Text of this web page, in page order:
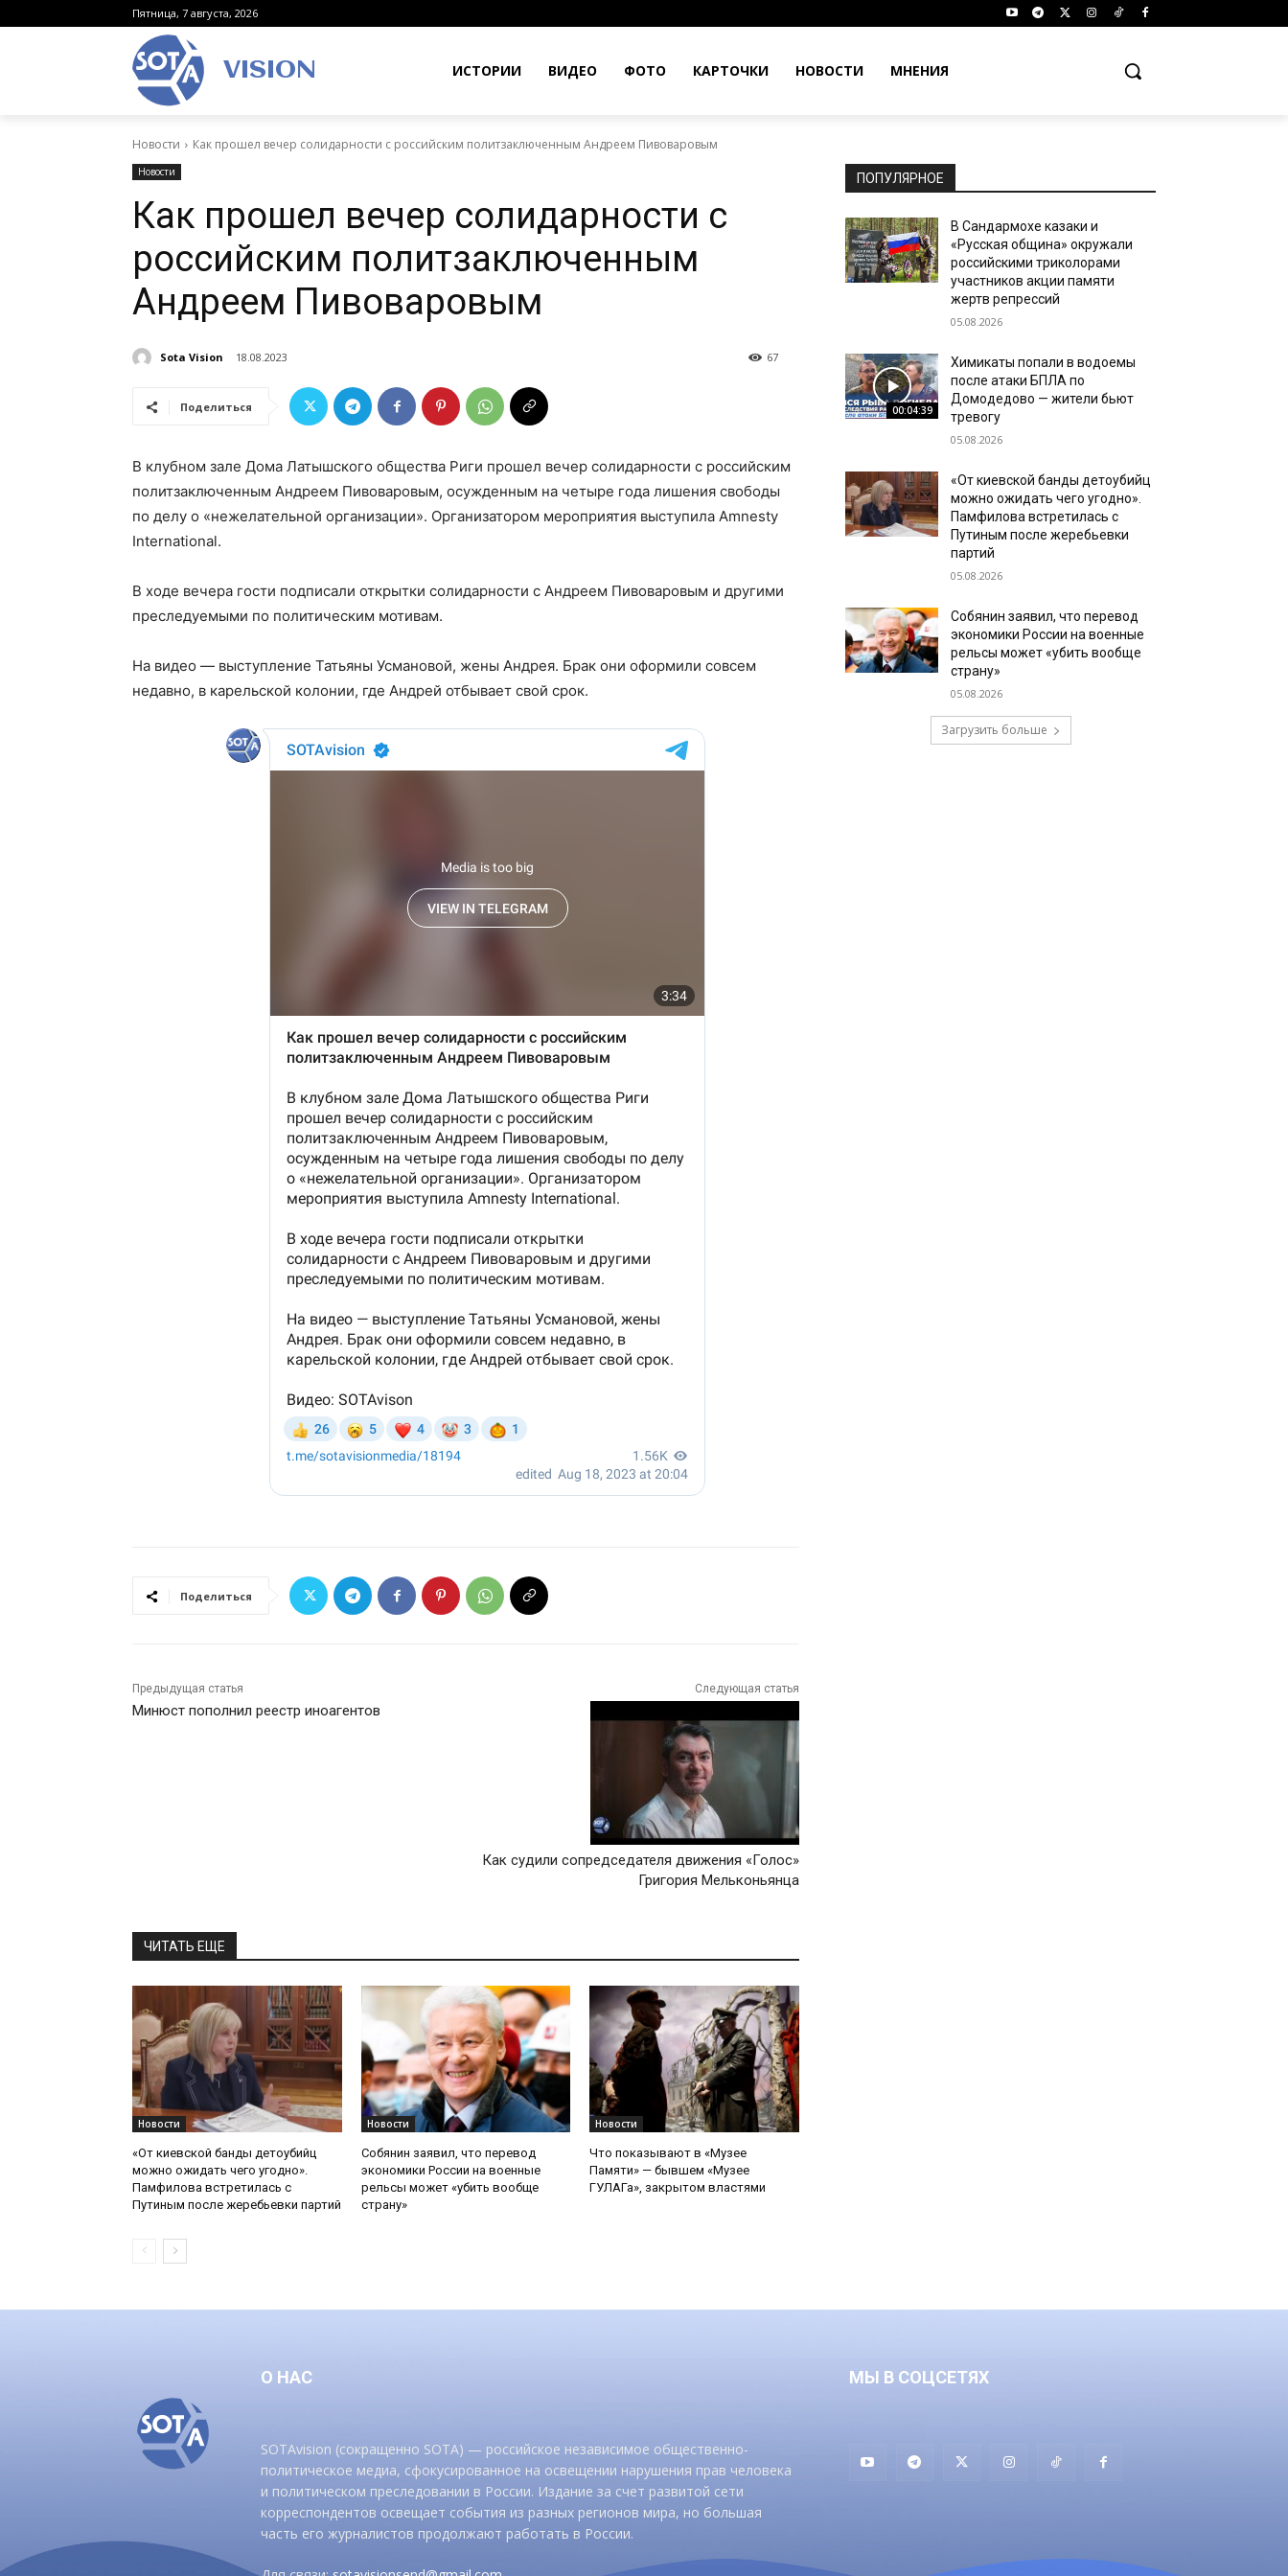
Пятница, 7 августа, 2026
VISION ИСТОРИИ ВИДЕО ФОТО КАРТОЧКИ НОВОСТИ МНЕНИЯ
Новости Как прошел вечер солидарности с российским политзаключенным Андреем Пивоваровым
Новости
Как прошел вечер солидарности с
российским политзаключенным
Андреем Пивоваровым
Sota Vision 18.08.2023 67
Поделиться
В клубном зале Дома Латышского общества Риги прошел вечер солидарности с российским
политзаключенным Андреем Пивоваровым, осужденным на четыре года лишения свободы
по делу о «нежелательной организации». Организатором мероприятия выступила Amnesty
International.
В ходе вечера гости подписали открытки солидарности с Андреем Пивоваровым и другими
преследуемыми по политическим мотивам.
На видео — выступление Татьяны Усмановой, жены Андрея. Брак они оформили совсем
недавно, в карельской колонии, где Андрей отбывает свой срок.
Поделиться
Предыдущая статья
Минюст пополнил реестр иноагентов
Следующая статья
Как судили сопредседателя движения «Голос»
Григория Мельконьянца
ЧИТАТЬ ЕЩЕ
Новости
«От киевской банды детоубийц
можно ожидать чего угодно».
Памфилова встретилась с
Путиным после жеребьевки партий
Новости
Собянин заявил, что перевод
экономики России на военные
рельсы может «убить вообще
страну»
Новости
Что показывают в «Музее
Памяти» — бывшем «Музее
ГУЛАГа», закрытом властями
ПОПУЛЯРНОЕ
В Сандармохе казаки и
«Русская община» окружали
российскими триколорами
участников акции памяти
жертв репрессий
05.08.2026
00:04:39
Химикаты попали в водоемы
после атаки БПЛА по
Домодедово — жители бьют
тревогу
05.08.2026
«От киевской банды детоубийц
можно ожидать чего угодно».
Памфилова встретилась с
Путиным после жеребьевки
партий
05.08.2026
Собянин заявил, что перевод
экономики России на военные
рельсы может «убить вообще
страну»
05.08.2026
Загрузить больше
О НАС
SOTAvision (сокращенно SOTA) — российское независимое общественно-
политическое медиа, сфокусированное на освещении нарушения прав человека
и политическом преследовании в России. Издание за счет развитой сети
корреспондентов освещает события из разных регионов мира, но большая
часть его журналистов продолжают работать в России.
МЫ В СОЦСЕТЯХ